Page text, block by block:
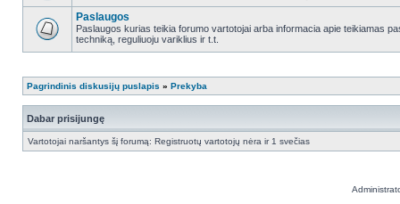
Paslaugos
Paslaugos kurias teikia forumo vartotojai arba informacia apie teikiamas
techniką, reguliuoju variklius ir t.t.
Pagrindinis diskusijų puslapis » Prekyba
Dabar prisijungę
Vartotojai naršantys šį forumą: Registruotų vartotojų nėra ir 1 svečias